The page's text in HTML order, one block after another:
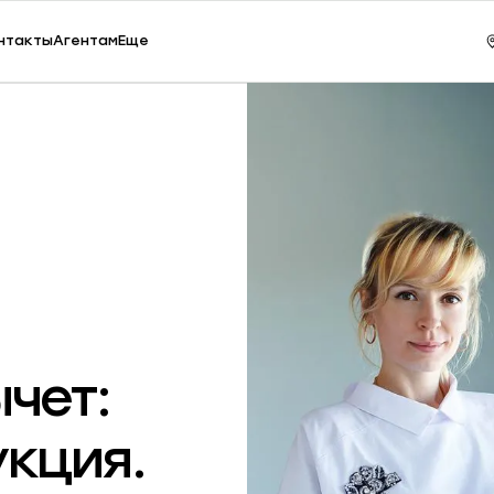
АгентамЕще
вычет можно получить при покупке квартиры и при
доходов. Так государство частично
вы планируете в перспективе покупать квартиру
вычет по одной и той же квартире, но тоже в
млн руб, и с суммы процентов по ипотечному кредиту не